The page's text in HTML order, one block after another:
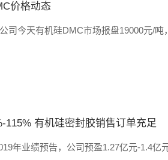
价格动态
司今天有机硅DMC市场报盘19000元/
115% 有机硅密封胶销售订单充足
年业绩预告，公司预盈1.27亿元-1.4